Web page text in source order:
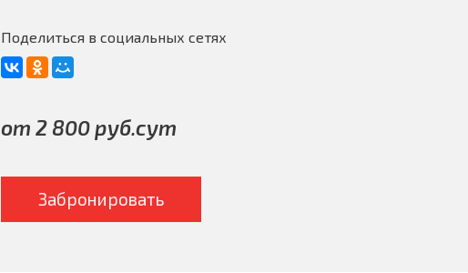
Поделиться в социальных сетях
от 2 800 руб.сут
Забронировать